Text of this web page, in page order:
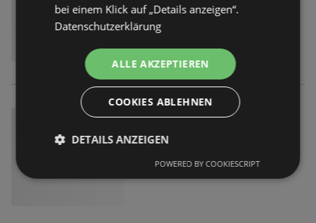
bei einem Klick auf „Details anzeigen“.
Datenschutzerklärung
ALLE AKZEPTIEREN
COOKIES ABLEHNEN
DETAILS ANZEIGEN
POWERED BY COOKIESCRIPT